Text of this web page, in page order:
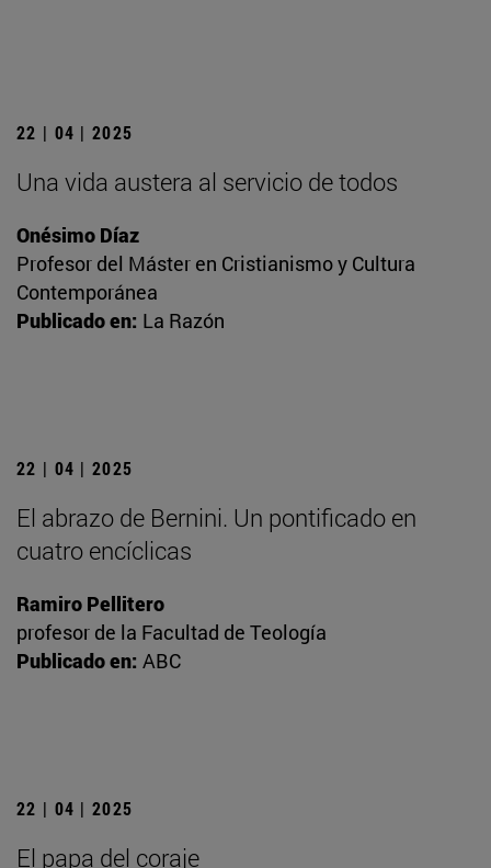
22 | 04 | 2025
Una vida austera al servicio de todos
Onésimo Díaz
Profesor del Máster en Cristianismo y Cultura
Contemporánea
Publicado en: La Razón
22 | 04 | 2025
El abrazo de Bernini. Un pontificado en
cuatro encíclicas
Ramiro Pellitero
profesor de la Facultad de Teología
Publicado en: ABC
22 | 04 | 2025
El papa del coraje